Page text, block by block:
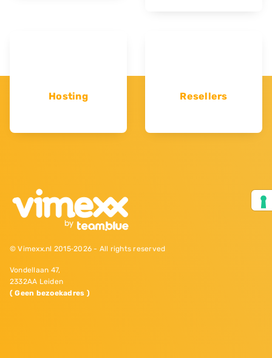
Hosting Resellers
© Vimexx.nl 2015‐2026 - All rights reserved
Vondellaan 47,
2332AA Leiden
( Geen bezoekadres )